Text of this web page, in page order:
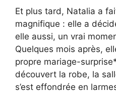
Et plus tard, Natalia a
magnifique : elle a
elle aussi, un vrai
Quelques mois après,
propre mariage-
découvert la robe, la
s’est effondrée en